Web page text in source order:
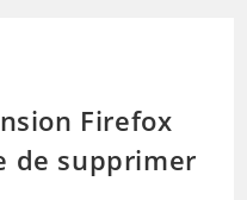
Firefox
de supprimer